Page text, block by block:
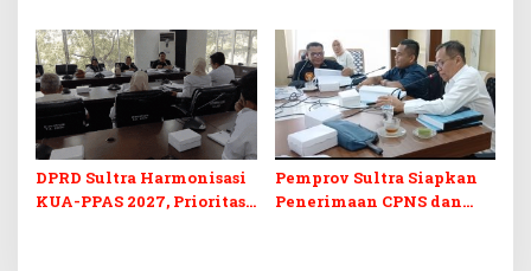
Berkelanjutan
Perubahan APBD 2026
DPRD Sultra Harmonisasi
KUA-PPAS 2027, Prioritas
Pemprov Sultra Siapkan
Penerimaan CPNS dan